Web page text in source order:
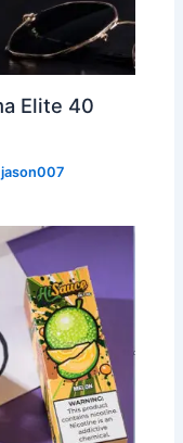
Elite 40
jason007